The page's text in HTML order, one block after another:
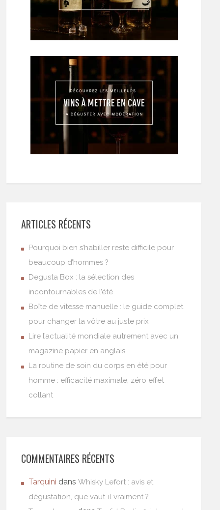
ARTICLES RÉCENTS
Pourquoi bien s’habiller reste difficile pour
beaucoup d’hommes ?
Degusta Box : la sélection des
incontournables de l’été
Boîte de vitesse manuelle : le guide complet
pour changer la vôtre au juste prix
Lire l’actualité mondiale autrement avec un
magazine papier en anglais
La routine de soin du corps en été pour
homme : efficacité maximale, zéro effet
collant
COMMENTAIRES RÉCENTS
Tarquini dansWhisky Lefort : avis et
dégustation, que vaut-il vraiment ?